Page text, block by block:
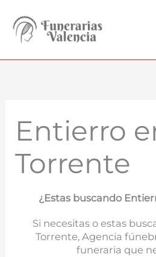
contenido
Entierro
Torrente
¿Estas buscando
Si necesitas o estas
Torrente, Agencia
funeraria que